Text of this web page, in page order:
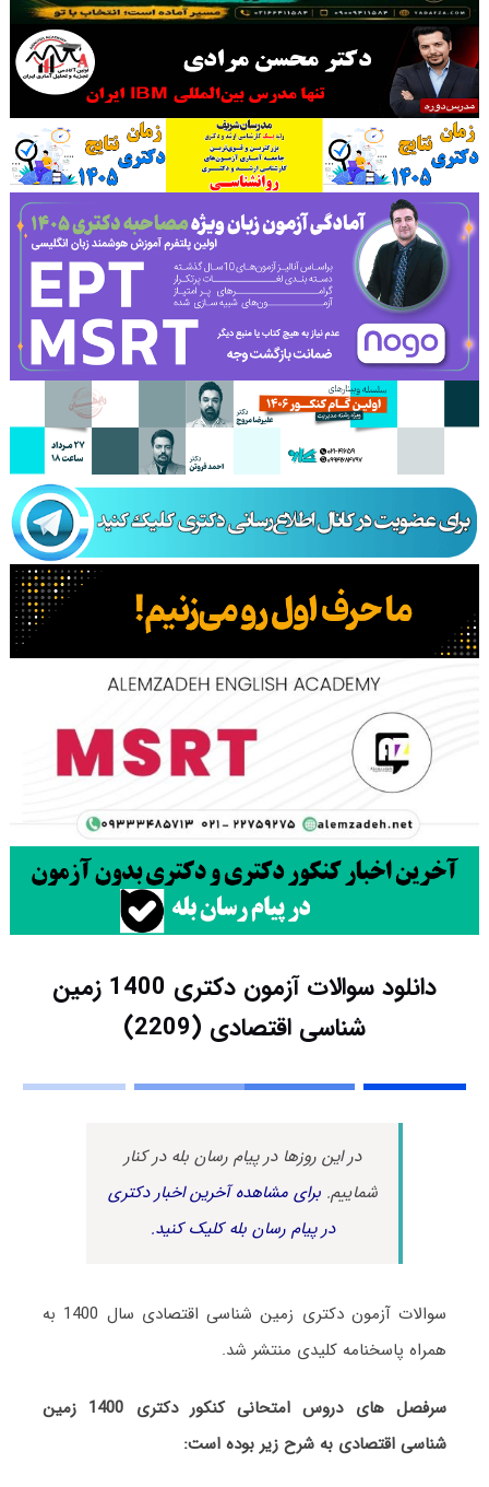
دانلود سوالات آزمون دکتری 1400 زمین
شناسی اقتصادی (2209)
در این روزها در پیام رسان بله در کنار
شماییم.برای مشاهده آخرین اخبار دکتری
در پیام رسان بله کلیک کنید.
سوالات آزمون دکتری زمین شناسی اقتصادی سال 1400 به
همراه پاسخنامه کلیدی منتشر شد.
سرفصل های دروس امتحانی کنکور دکتری 1400 زمین
شناسی اقتصادی به شرح زیر بوده است: